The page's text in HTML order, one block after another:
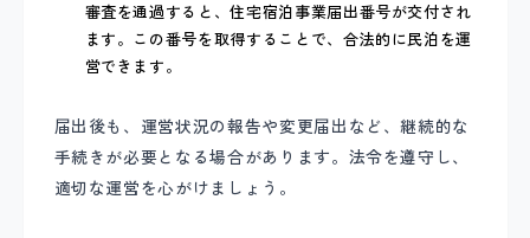
審査を通過すると、住宅宿泊事業届出番号が交付され
ます。この番号を取得することで、合法的に民泊を運
営できます。
届出後も、運営状況の報告や変更届出など、継続的な
手続きが必要となる場合があります。法令を遵守し、
適切な運営を心がけましょう。